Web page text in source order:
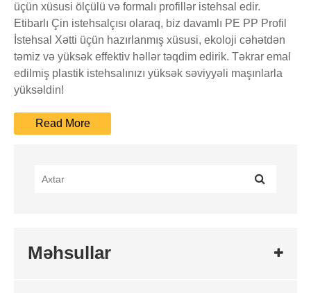
üçün xüsusi ölçülü və formalı profillər istehsal edir.
Etibarlı Çin istehsalçısı olaraq, biz davamlı PE PP Profil
İstehsal Xətti üçün hazırlanmış xüsusi, ekoloji cəhətdən
təmiz və yüksək effektiv həllər təqdim edirik. Təkrar emal
edilmiş plastik istehsalınızı yüksək səviyyəli maşınlarla
yüksəldin!
Məhsullar